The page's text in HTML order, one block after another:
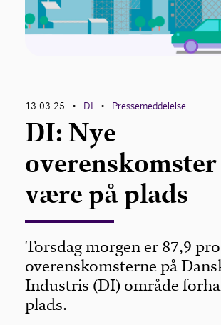
13.03.25 • DI • Pressemeddelelse
DI: Nye
være på plads
Torsdag morgen er 87,9
overenskomsterne på
Industris (DI) område
plads.